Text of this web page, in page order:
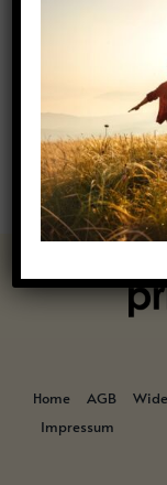
Home AGB
Impressum